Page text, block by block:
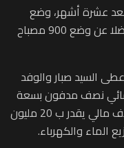
عشرة أشهر، وضع
الأسلاك الكهربائية و 450 عمود إنارة، فضلا عن وضع 900 مصباح
السيد صبار والوفد
مائي نصف مدفون بسعة
12 ألف متر مكعب وقناة مغذية له بغلاف مالي يقدر ب 20 مليون
الماء والكهرباء.